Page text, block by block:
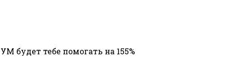
будет тебе помогать на 155%